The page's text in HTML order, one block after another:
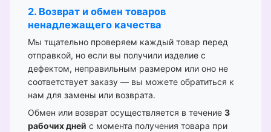
2. Возврат и обмен товаров
ненадлежащего качества
Мы тщательно проверяем каждый товар перед
отправкой, но если вы получили изделие с
дефектом, неправильным размером или оно не
соответствует заказу — вы можете обратиться к
нам для замены или возврата.
Обмен или возврат осуществляется в течение 3
рабочих дней с момента получения товара при